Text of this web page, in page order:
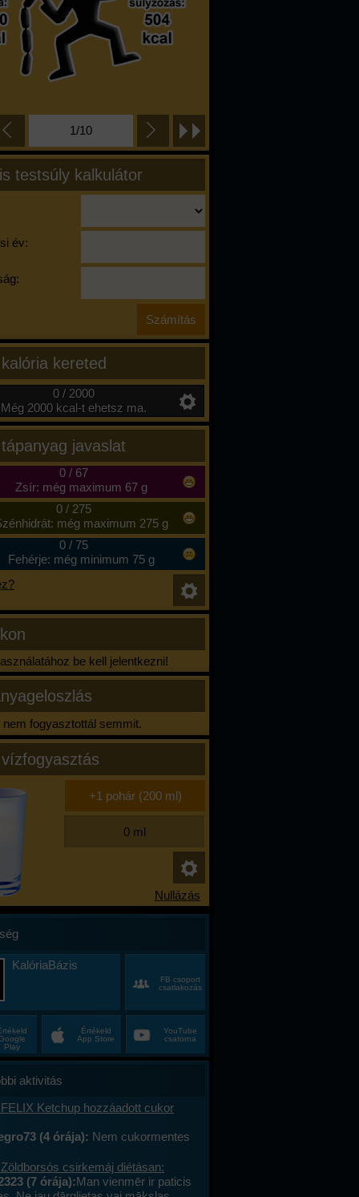
1/10
testsúly kalkulátor
év:
kereted
0 / 2000
Még 2000 kcal-t ehetsz ma.
javaslat
0/ 67
Zsír: még maximum 67 g
0/ 275
még maximum 275 g
0/ 75
Fehérje: még minimum 75 g
be kell jelentkezni!
fogyasztottál semmit.
KalóriaBázis
FB csoport
csatlakozás
Play
Értékeld
App Store
YouTube
csatorna
aktivitás
Ketchup hozzáadott cukor
(4 órája): Nem cukormentes
csirkemáj diétásan:
(7 órája):Man vienmēr ir paticis